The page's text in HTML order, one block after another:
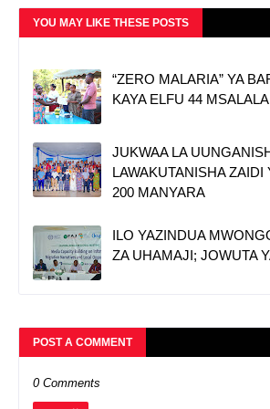
YOU MAY LIKE THESE POSTS
“ZERO MALARIA” YA
KAYA ELFU 44 MSALALA
JUKWAA LA
LAWAKUTANISHA ZAIDI
200 MANYARA
ILO YAZINDUA
ZA UHAMAJI; JOWUTA
POST A COMMENT
0 Comments